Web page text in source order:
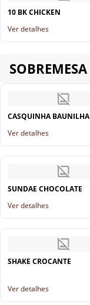
10 BK CHICKEN
Ver detalhes
SOBREMESA
CASQUINHA BAUNILHA
Ver detalhes
SUNDAE CHOCOLATE
Ver detalhes
SHAKE CROCANTE
Ver detalhes